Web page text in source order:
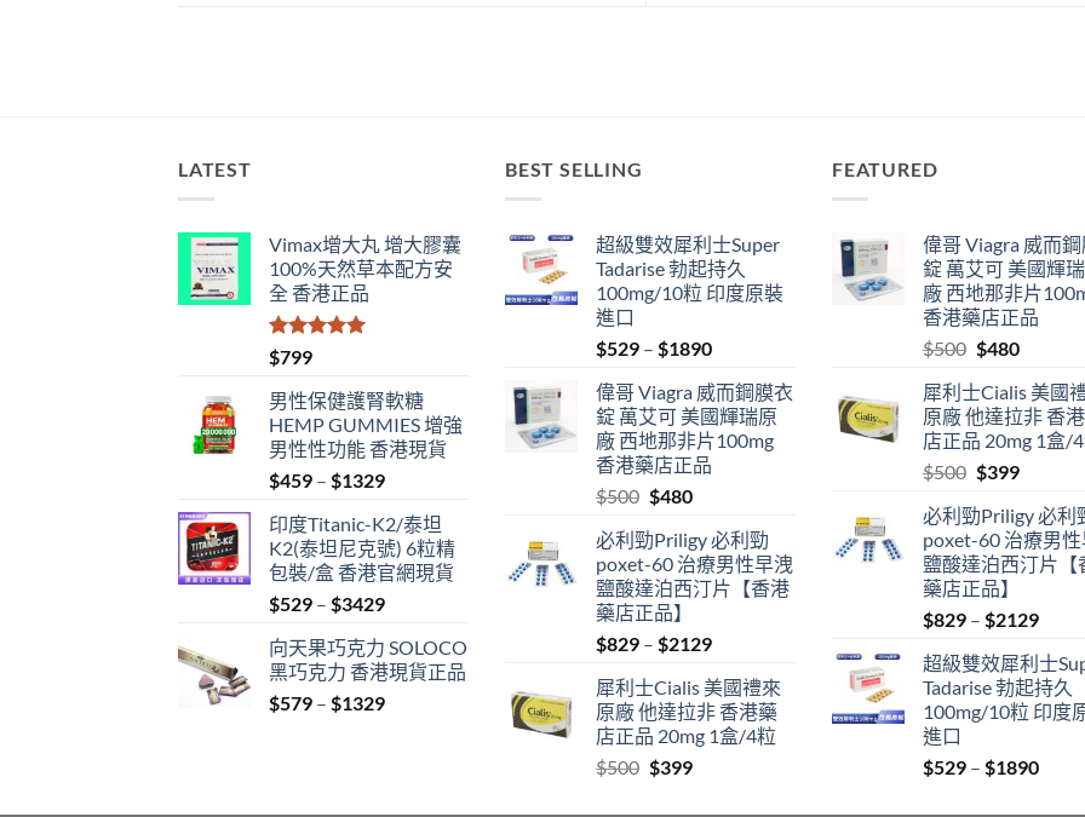
LATEST
Vimax增大丸 增大膠囊
100%天然草本配方安
全 香港正品
評分
滿分 5
$799
男性保健護腎軟糖
HEMP GUMMIES 增強
男性性功能 香港現貨
$459 – $1329Price
$459
through
$1329
印度Titanic-K2/泰坦
K2(泰坦尼克號) 6粒精
包裝/盒 香港官網現貨
$529 – $3429Price
$529
through
$3429
向天果巧克力 SOLOCO
黑巧克力 香港現貨正品
$579 – $1329Price
BEST SELLING
超級雙效犀利士Super
Tadarise 勃起持久
100mg/10粒 印度原裝
進口
$529 – $1890Price
$529
through
$1890
偉哥 Viagra 威而鋼膜衣
錠 萬艾可 美國輝瑞原
廠 西地那非片100mg
香港藥店正品
$500 Original
was:
$500.
$480Current
is:
$480.
必利勁Priligy 必利勁
poxet-60 治療男性早洩
鹽酸達泊西汀片【香港
藥店正品】
$829 – $2129Price
$829
through
$2129
犀利士Cialis 美國禮來
原廠 他達拉非 香港藥
店正品 20mg 1盒/4粒
$500 Original
$399Current
FEATURED
偉哥 Viagra 威而
錠 萬艾可 美國輝
廠 西地那非片
香港藥店正品
$500 Original
was:
$500.
$480Current
is:
$480.
犀利士Cialis 美國
原廠 他達拉非 香
店正品 20mg 1盒/
$500 Original
was:
$500.
$399Current
is:
$399.
必利勁Priligy 必利
poxet-60 治療男
鹽酸達泊西汀片【
藥店正品】
$829 – $2129Price
$829
超級雙效犀利士
Tadarise 勃起持久
100mg/10粒 印度
進口
$529 – $1890Price